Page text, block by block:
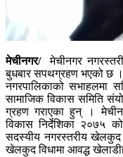
मेचीनगर/मेचीनगर
बुधबार सपथग्रहण भएको छ ।
नगरपालिकाको सभाहलमा
सामाजिक विकास समिति
ग्रहण गराएका हुन् ।
विकास निर्देशिका २०७५
सदस्यीय नगरस्तरीय खेलकुद
खेलकुद विधामा आवद्ध